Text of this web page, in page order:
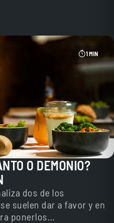
1 MIN
O DEMONIO?
dos de los
suelen dar a favor y en
ponerlos…